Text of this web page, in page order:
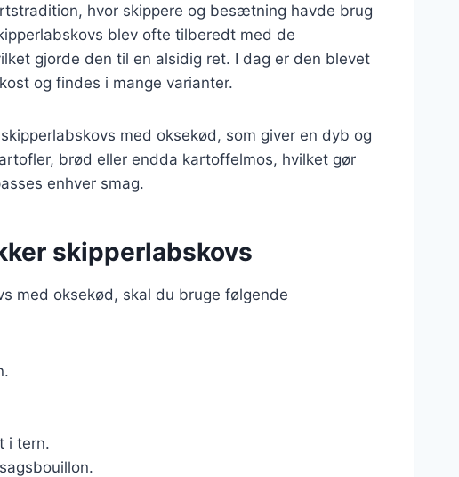
hvor skippere og besætning havde brug
blev ofte tilberedt med de
gjorde den til en alsidig ret. I dag er den blevet
og findes i mange varianter.
med oksekød, som giver en dyb og
brød eller endda kartoffelmos, hvilket gør
enhver smag.
skipperlabskovs
med oksekød, skal du bruge følgende
i tern.